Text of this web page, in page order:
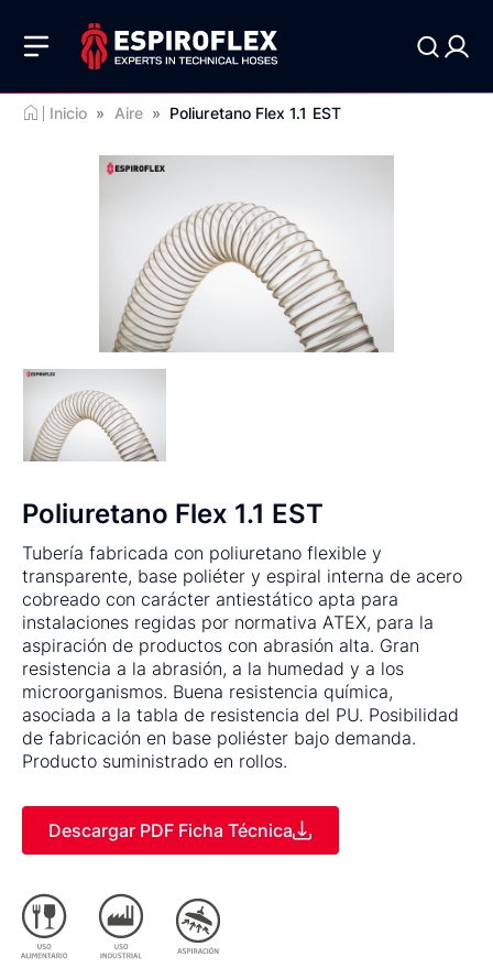
Inicio » Aire » Poliuretano Flex 1.1 EST
Poliuretano Flex 1.1 EST
Tubería fabricada con poliuretano flexible y
transparente, base poliéter y espiral interna de acero
cobreado con carácter antiestático apta para
instalaciones regidas por normativa ATEX, para la
aspiración de productos con abrasión alta. Gran
resistencia a la abrasión, a la humedad y a los
microorganismos. Buena resistencia química,
asociada a la tabla de resistencia del PU. Posibilidad
de fabricación en base poliéster bajo demanda.
Producto suministrado en rollos.
Descargar PDF Ficha Técnica